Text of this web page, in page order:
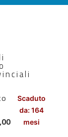
Scaduto
da: 164
mesi